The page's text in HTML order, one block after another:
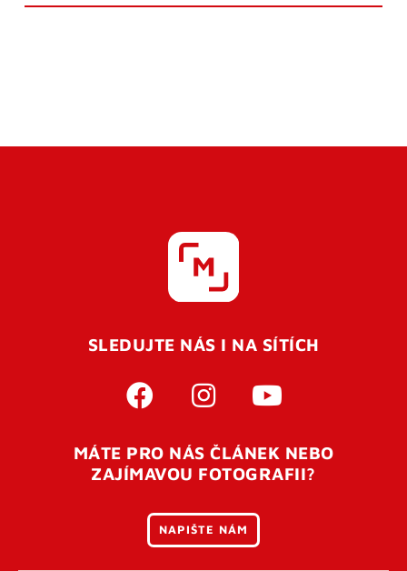
SLEDUJTE NÁS I NA SÍTÍCH
MÁTE PRO NÁS ČLÁNEK NEBO
ZAJÍMAVOU FOTOGRAFII?
NAPIŠTE NÁM